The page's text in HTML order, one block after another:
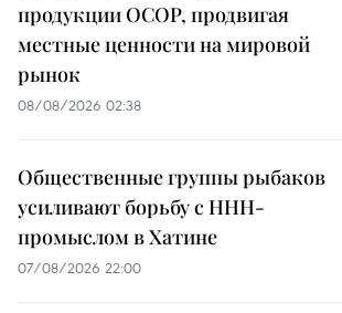
продукции OCOP, продвигая
местные ценности на мировой
рынок
08/08/2026 02:38
Общественные группы рыбаков
усиливают борьбу с ННН-
промыслом в Хатине
07/08/2026 22:00